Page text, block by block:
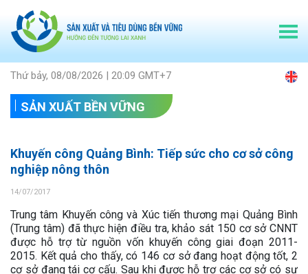
Thứ bảy, 08/08/2026 | 20:09 GMT+7
SẢN XUẤT BỀN VỮNG
Khuyến công Quảng Bình: Tiếp sức cho cơ sở công
nghiệp nông thôn
14/07/2017
Trung tâm Khuyến công và Xúc tiến thương mại Quảng Bình
(Trung tâm) đã thực hiện điều tra, khảo sát 150 cơ sở CNNT
được hỗ trợ từ nguồn vốn khuyến công giai đoạn 2011-
2015. Kết quả cho thấy, có 146 cơ sở đang hoạt động tốt, 2
cơ sở đang tái cơ cấu. Sau khi được hỗ trợ các cơ sở có sự